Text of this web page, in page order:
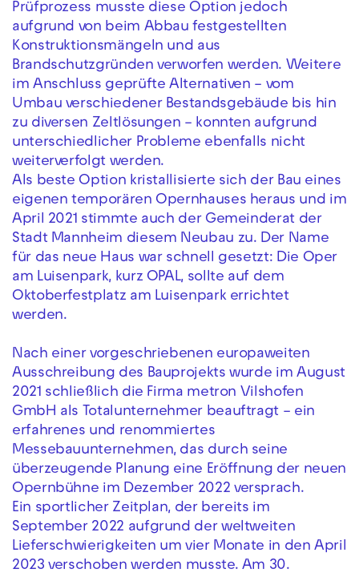
Prüfprozess musste diese Option jedoch
aufgrund von beim Abbau festgestellten
Konstruktionsmängeln und aus
Brandschutzgründen verworfen werden. Weitere
im Anschluss geprüfte Alternativen – vom
Umbau verschiedener Bestandsgebäude bis hin
zu diversen Zeltlösungen – konnten aufgrund
unterschiedlicher Probleme ebenfalls nicht
weiterverfolgt werden.
Als beste Option kristallisierte sich der Bau eines
eigenen temporären Opernhauses heraus und im
April 2021 stimmte auch der Gemeinderat der
Stadt Mannheim diesem Neubau zu. Der Name
für das neue Haus war schnell gesetzt: Die Oper
am Luisenpark, kurz OPAL, sollte auf dem
Oktoberfestplatz am Luisenpark errichtet
werden.
Nach einer vorgeschriebenen europaweiten
Ausschreibung des Bauprojekts wurde im August
2021 schließlich die Firma metron Vilshofen
GmbH als Totalunternehmer beauftragt – ein
erfahrenes und renommiertes
Messebauunternehmen, das durch seine
überzeugende Planung eine Eröffnung der neuen
Opernbühne im Dezember 2022 versprach.
Ein sportlicher Zeitplan, der bereits im
September 2022 aufgrund der weltweiten
Lieferschwierigkeiten um vier Monate in den April
2023 verschoben werden musste. Am 30.